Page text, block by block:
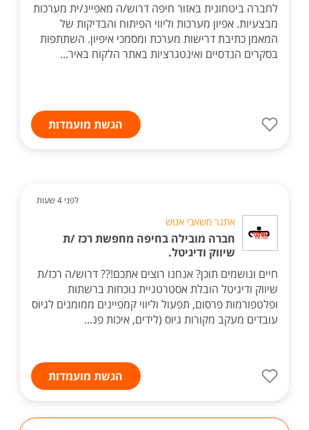
לחברה ביטחונית באזור חיפה דרוש/ה מאפיינ/ית מערכות
מבצעיות. אפיון מערכות וליווי הפיתוח והבדיקות של
המאמן כתיבת דרישות מערכת ומסמכי איפיון. השתתפות
בסקרים הנדסיים ואינטגרציות באתר הלקוח באיר...
הגשת מועמדות
לפני 4 שעות
אתגר משאבי אנוש
חברה מובילה בחיפה מחפשת רכז /ת
שיווק ודיגיטל.
חיים ונושמים תוכן? אנחנו רוצים אתכם!?? דרוש/ה רכז/ת
שיווק ודיגיטל הובלת אסטרטגיית נוכחות ברשתות
ופלטפורמות פרסום, תפעול וליווי קמפיינים ממומנים לגיוס
עובדים מעקב מקורות גיוס (לידים, איכות פנ...
הגשת מועמדות